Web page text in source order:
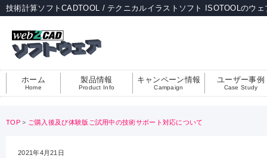
技術計算ソフトCADTOOL / テクニカルイラストソフト ISOTOOLのウェ
ホーム
Home
製品情報
Product Info
キャンペーン情報
Campaign
ユーザー事例
Case Study
TOP > ご購入後及び体験版ご試用中の技術サポート対応について
2021年4月21日